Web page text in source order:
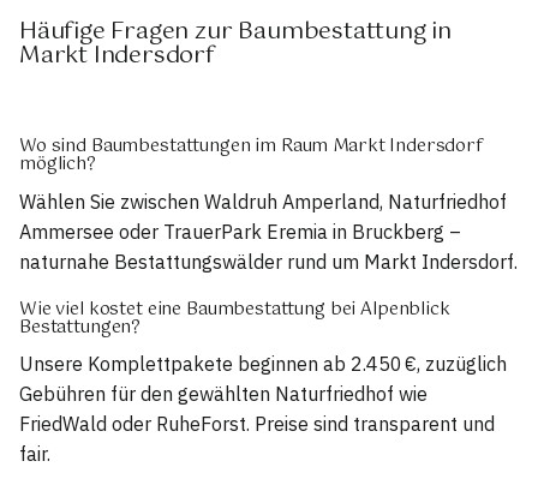
Häufige Fragen zur Baumbestattung in
Markt Indersdorf
Wo sind Baumbestattungen im Raum Markt Indersdorf
möglich?
Wählen Sie zwischen Waldruh Amperland, Naturfriedhof
Ammersee oder TrauerPark Eremia in Bruckberg –
naturnahe Bestattungswälder rund um Markt Indersdorf.
Wie viel kostet eine Baumbestattung bei Alpenblick
Bestattungen?
Unsere Komplettpakete beginnen ab 2.450 €, zuzüglich
Gebühren für den gewählten Naturfriedhof wie
FriedWald oder RuheForst. Preise sind transparent und
fair.